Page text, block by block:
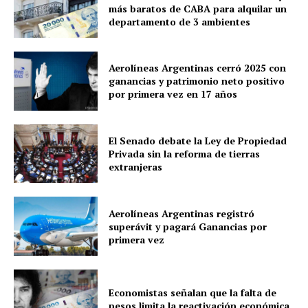
más baratos de CABA para alquilar un
departamento de 3 ambientes
Aerolíneas Argentinas cerró 2025 con
ganancias y patrimonio neto positivo
por primera vez en 17 años
El Senado debate la Ley de Propiedad
Privada sin la reforma de tierras
extranjeras
Aerolíneas Argentinas registró
superávit y pagará Ganancias por
primera vez
Economistas señalan que la falta de